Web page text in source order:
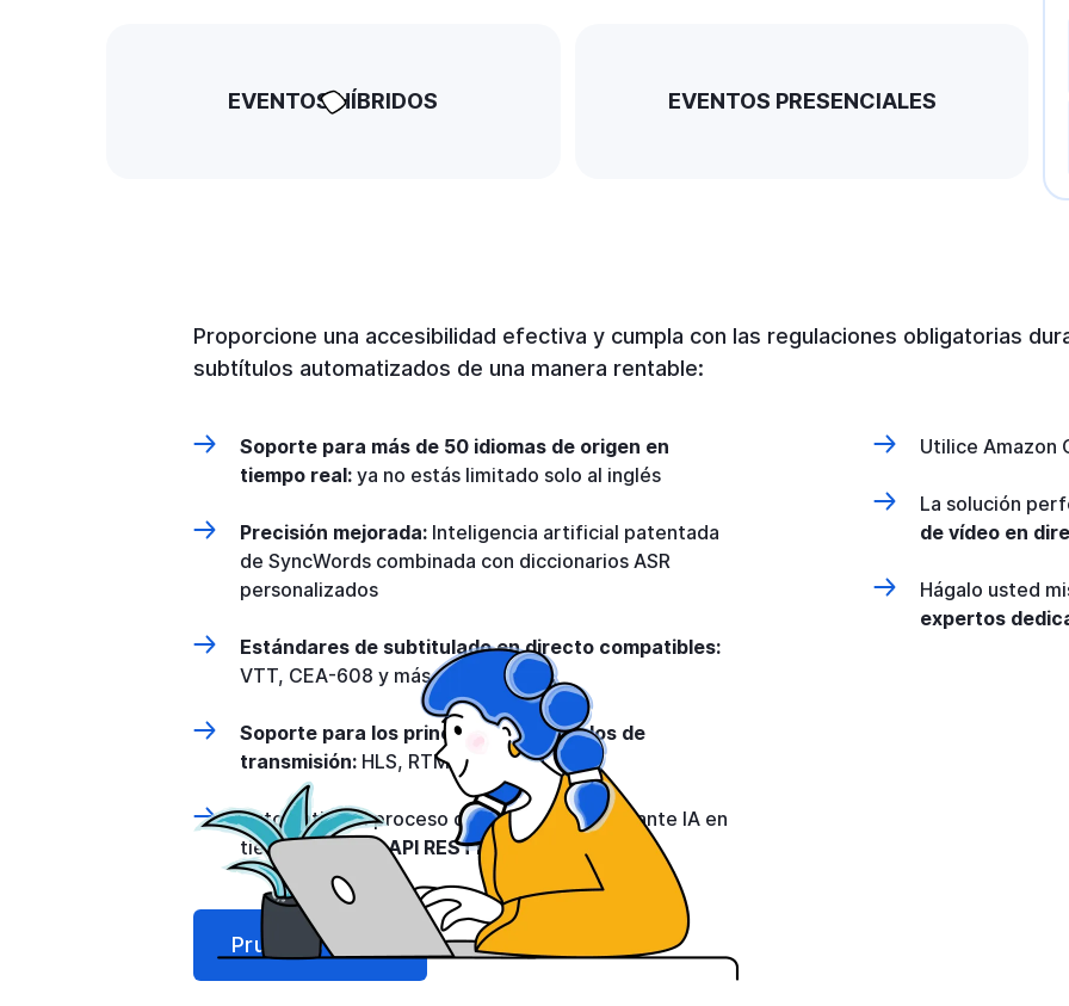
EVENTOS HÍBRIDOS EVENTOS PRESENCIALES
Proporcione una accesibilidad efectiva y cumpla con las regulaciones obligatorias
subtítulos automatizados de una manera rentable:
Soporte para más de 50 idiomas de origen en
tiempo real: ya no estás limitado solo al inglés
Precisión mejorada: Inteligencia artificial patentada
de SyncWords combinada con diccionarios ASR
personalizados
Estándares de subtitulado en directo compatibles:
VTT, CEA-608 y más
Soporte para los principales protocolos de
transmisión: HLS, RTMP (S) y SRT
Automatice el proceso de subtitulado mediante IA en
tiempo real conAPI RESTful de SyncWords
Utilice Amazon
La solución
de vídeo en
Hágalo usted
expertos
Pruébalo ahora